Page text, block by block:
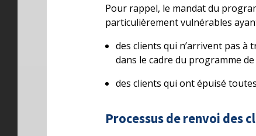
Pour rappel, le mandat du
particulièrement vulnérables
des clients qui n’arrivent pas
dans le cadre du programme de
des clients qui ont épuisé
Processus de renvoi des